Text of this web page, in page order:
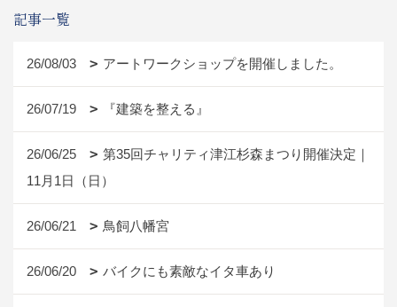
記事一覧
26/08/03 アートワークショップを開催しました。
26/07/19 『建築を整える』
26/06/25
第35回チャリティ津江杉森まつり開催決定｜
11月1日（日）
26/06/21 鳥飼八幡宮
26/06/20 バイクにも素敵なイタ車あり